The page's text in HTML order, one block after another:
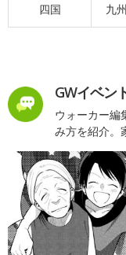
四国 九
GWイベン
ウォーカー編
み方を紹介。